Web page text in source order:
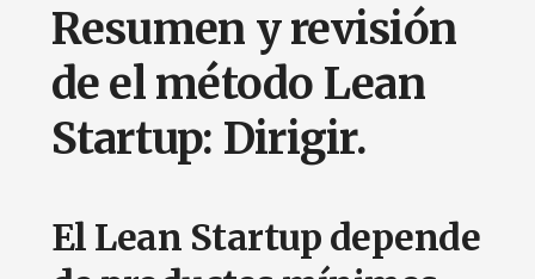
Resumen y revisión
de el método Lean
Startup: Dirigir.
El Lean Startup depende